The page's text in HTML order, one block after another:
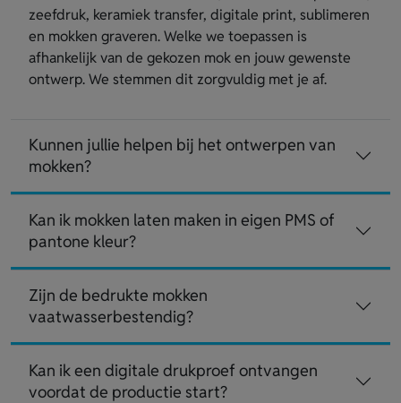
zeefdruk, keramiek transfer, digitale print, sublimeren
en mokken graveren. Welke we toepassen is
afhankelijk van de gekozen mok en jouw gewenste
ontwerp. We stemmen dit zorgvuldig met je af.
Kunnen jullie helpen bij het ontwerpen van
mokken?
Kan ik mokken laten maken in eigen PMS of
pantone kleur?
Zijn de bedrukte mokken
vaatwasserbestendig?
Kan ik een digitale drukproef ontvangen
voordat de productie start?